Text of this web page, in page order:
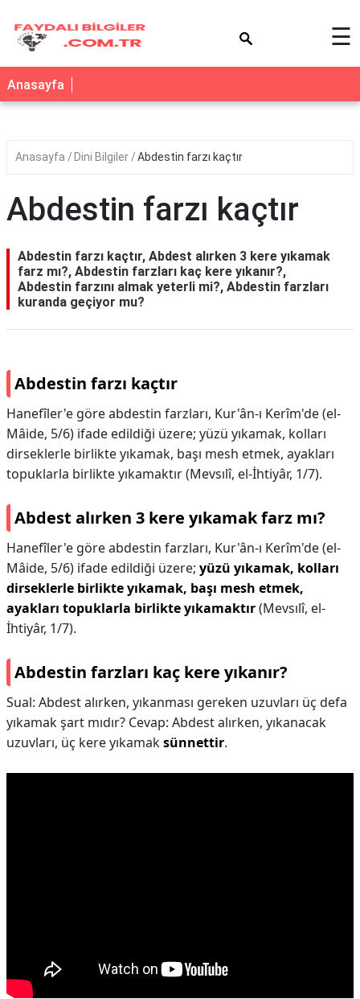
☰
Anasayfa
Anasayfa Dini Bilgiler Abdestin farzı kaçtır
Abdestin farzı kaçtır
Abdestin farzı kaçtır, Abdest alırken 3 kere yıkamak
farz mı?, Abdestin farzları kaç kere yıkanır?,
Abdestin farzını almak yeterli mi?, Abdestin farzları
kuranda geçiyor mu?
Abdestin farzı kaçtır
Hanefîler'e göre abdestin farzları, Kur'ân-ı Kerîm'de (el-
Mâide, 5/6) ifade edildiği üzere; yüzü yıkamak, kolları
dirseklerle birlikte yıkamak, başı mesh etmek, ayakları
topuklarla birlikte yıkamaktır (Mevsılî, el-İhtiyâr, 1/7).
Abdest alırken 3 kere yıkamak farz mı?
Hanefîler'e göre abdestin farzları, Kur'ân-ı Kerîm'de (el-
Mâide, 5/6) ifade edildiği üzere; yüzü yıkamak, kolları
dirseklerle birlikte yıkamak, başı mesh etmek,
ayakları topuklarla birlikte yıkamaktır(Mevsılî, el-
İhtiyâr, 1/7).
Abdestin farzları kaç kere yıkanır?
Sual: Abdest alırken, yıkanması gereken uzuvları üç defa
yıkamak şart mıdır? Cevap: Abdest alırken, yıkanacak
uzuvları, üç kere yıkamaksünnettir.